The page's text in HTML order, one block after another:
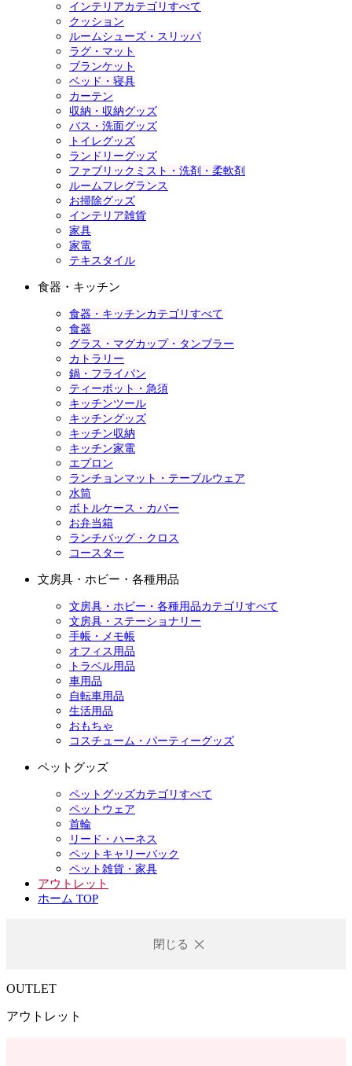
インテリアカテゴリすべて
クッション
ルームシューズ・スリッパ
ラグ・マット
ブランケット
ベッド・寝具
カーテン
収納・収納グッズ
バス・洗面グッズ
トイレグッズ
ランドリーグッズ
ファブリックミスト・洗剤・柔軟剤
ルームフレグランス
お掃除グッズ
インテリア雑貨
家具
家電
テキスタイル
食器・キッチン
食器・キッチンカテゴリすべて
食器
グラス・マグカップ・タンブラー
カトラリー
鍋・フライパン
ティーポット・急須
キッチンツール
キッチングッズ
キッチン収納
キッチン家電
エプロン
ランチョンマット・テーブルウェア
水筒
ボトルケース・カバー
お弁当箱
ランチバッグ・クロス
コースター
文房具・ホビー・各種用品
文房具・ホビー・各種用品カテゴリすべて
文房具・ステーショナリー
手帳・メモ帳
オフィス用品
トラベル用品
車用品
自転車用品
生活用品
おもちゃ
コスチューム・パーティーグッズ
ペットグッズ
ペットグッズカテゴリすべて
ペットウェア
首輪
リード・ハーネス
ペットキャリーバック
ペット雑貨・家具
アウトレット
ホーム TOP
閉じる
OUTLET
アウトレット